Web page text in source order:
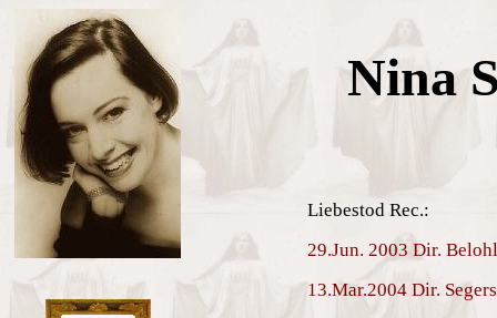
Nina
Liebestod Rec.:
29.Jun. 2003 Dir.
13.Mar.2004 Dir.